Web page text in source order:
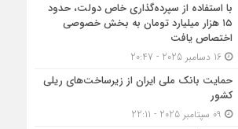
با استفاده از سپرده‌گذاری خاص دولت، حدود
۱۵ هزار میلیارد تومان به بخش خصوصی
اختصاص یافت
16 دسامبر 2025 - 20:47
حمایت بانک ملی ایران از زیرساخت‌های ریلی
کشور